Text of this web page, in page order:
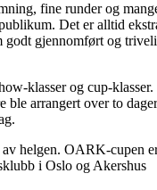
fine runder og
Det er alltid
godt gjennomført og
klasser og cup-klasser.
ble arrangert over to
helgen. OARK-cupen
i Oslo og Akershus